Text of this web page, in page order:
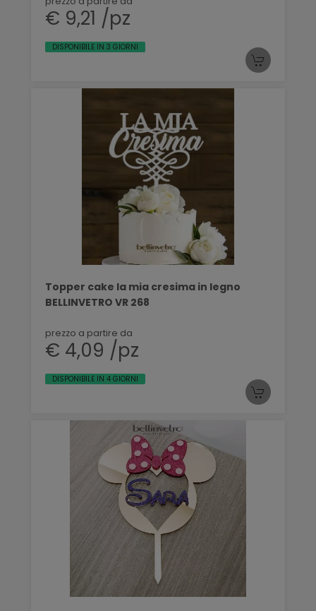
€ 9,21 /pz
DISPONIBILE IN 3 GIORNI
Topper cake la mia cresima in legno
BELLINVETRO VR 268
prezzo a partire da
€ 4,09 /pz
DISPONIBILE IN 4 GIORNI